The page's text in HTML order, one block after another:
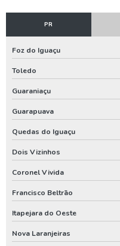
Limpeza e desinfecção de poços
Limpeza e manutenção de poços
Limpeza e manutenção de
Locadora de geradores
Manutenção de bomba de
Manutenção de bomba submersa
PR
Foz do Iguaçu
Toledo
Guaraniaçu
Guarapuava
Quedas do Iguaçu
Dois Vizinhos
Coronel Vivida
Francisco Beltrão
Itapejara do Oeste
Nova Laranjeiras